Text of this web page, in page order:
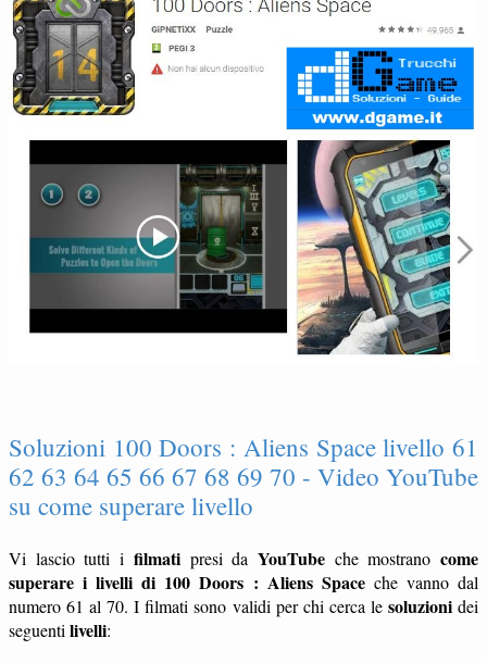
Soluzioni 100 Doors : Aliens Space livello 61
62 63 64 65 66 67 68 69 70 - Video YouTube
su come superare livello
Vi lascio tutti i filmatipresi da YouTubeche mostranocome
superare i livelli di 100 Doors : Aliens Spaceche vanno dal
numero 61 al 70. I filmati sono validi per chi cerca le soluzionidei
seguenti livelli: